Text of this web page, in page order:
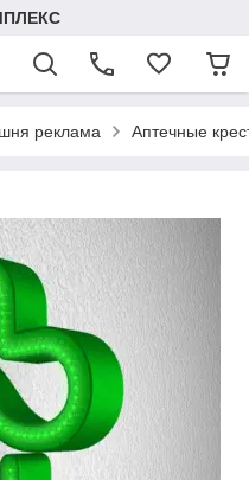
реклама Аптечные